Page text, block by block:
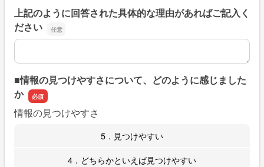
上記のように回答された具体的な理由があればご記入く
ださい
上記のように回答された具体的な理由があればご記入くだ
■情報の見つけやすさについて、どのように感じました
か
情報の見つけやすさ
5．見つけやすい
4．どちらかといえば見つけやすい